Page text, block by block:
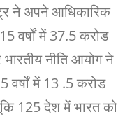
ने अपने आधिकारिक
वर्षों में 37.5 करोड
नीति आयोग ने
वर्षों में 13 .5 करोड
125 देश में भारत को